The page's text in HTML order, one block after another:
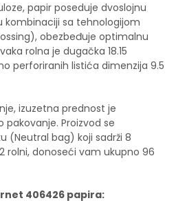
, papir poseduje dvoslojnu
kombinaciji sa tehnologijom
, obezbeđuje optimalnu
rolna je dugačka 18.15
perforiranih listića dimenzija 9.5
izuzetna prednost je
Proizvod se
(Neutral bag) koji sadrži 8
rolni, donoseći vam ukupno 96
406426 papira: